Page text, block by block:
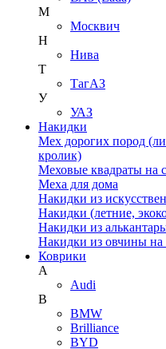
М
Москвич
Н
Нива
Т
ТагАЗ
У
УАЗ
Накидки
Мех дорогих пород
кролик)
Меховые квадраты на
Меха для дома
Накидки из
Накидки (летние,
Накидки из
Накидки из овчины на
Коврики
A
Audi
B
BMW
Brilliance
BYD